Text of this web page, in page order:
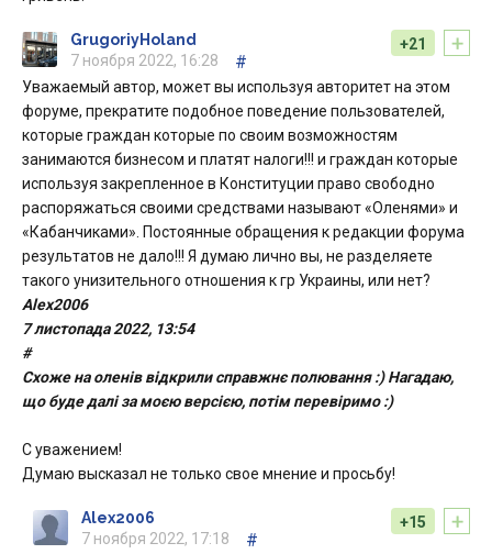
+
+21
GrugoriyHoland
7 ноября 2022, 16:28
#
Уважаемый автор, может вы используя авторитет на этом
форуме, прекратите подобное поведение пользователей,
которые граждан которые по своим возможностям
занимаются бизнесом и платят налоги!!! и граждан которые
используя закрепленное в Конституции право свободно
распоряжаться своими средствами называют «Оленями» и
«Кабанчиками». Постоянные обращения к редакции форума
результатов не дало!!! Я думаю лично вы, не разделяете
такого унизительного отношения к гр Украины, или нет?
Alex2006
7 листопада 2022, 13:54
#
Схоже на оленів відкрили справжнє полювання :) Нагадаю,
що буде далі за моєю версією, потім перевіримо :)
С уважением!
Думаю высказал не только свое мнение и просьбу!
+
+15
Alex2006
7 ноября 2022, 17:18
#